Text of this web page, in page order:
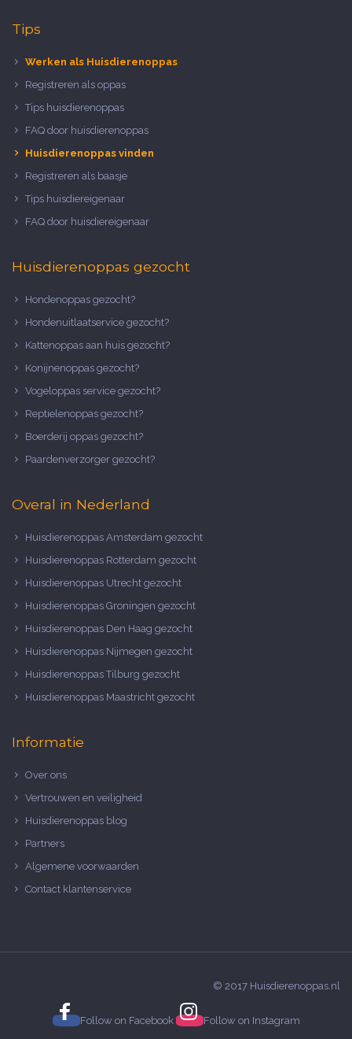
Tips
Werken als Huisdierenoppas
Registreren als oppas
Tips huisdierenoppas
FAQ door huisdierenoppas
Huisdierenoppas vinden
Registreren als baasje
Tips huisdiereigenaar
FAQ door huisdiereigenaar
Huisdierenoppas gezocht
Hondenoppas gezocht?
Hondenuitlaatservice gezocht?
Kattenoppas aan huis gezocht?
Konijnenoppas gezocht?
Vogeloppas service gezocht?
Reptielenoppas gezocht?
Boerderij oppas gezocht?
Paardenverzorger gezocht?
Overal in Nederland
Huisdierenoppas Amsterdam gezocht
Huisdierenoppas Rotterdam gezocht
Huisdierenoppas Utrecht gezocht
Huisdierenoppas Groningen gezocht
Huisdierenoppas Den Haag gezocht
Huisdierenoppas Nijmegen gezocht
Huisdierenoppas Tilburg gezocht
Huisdierenoppas Maastricht gezocht
Informatie
Over ons
Vertrouwen en veiligheid
Huisdierenoppas blog
Partners
Algemene voorwaarden
Contact klantenservice
© 2017 Huisdierenoppas.nl
Follow on Facebook Follow on Instagram